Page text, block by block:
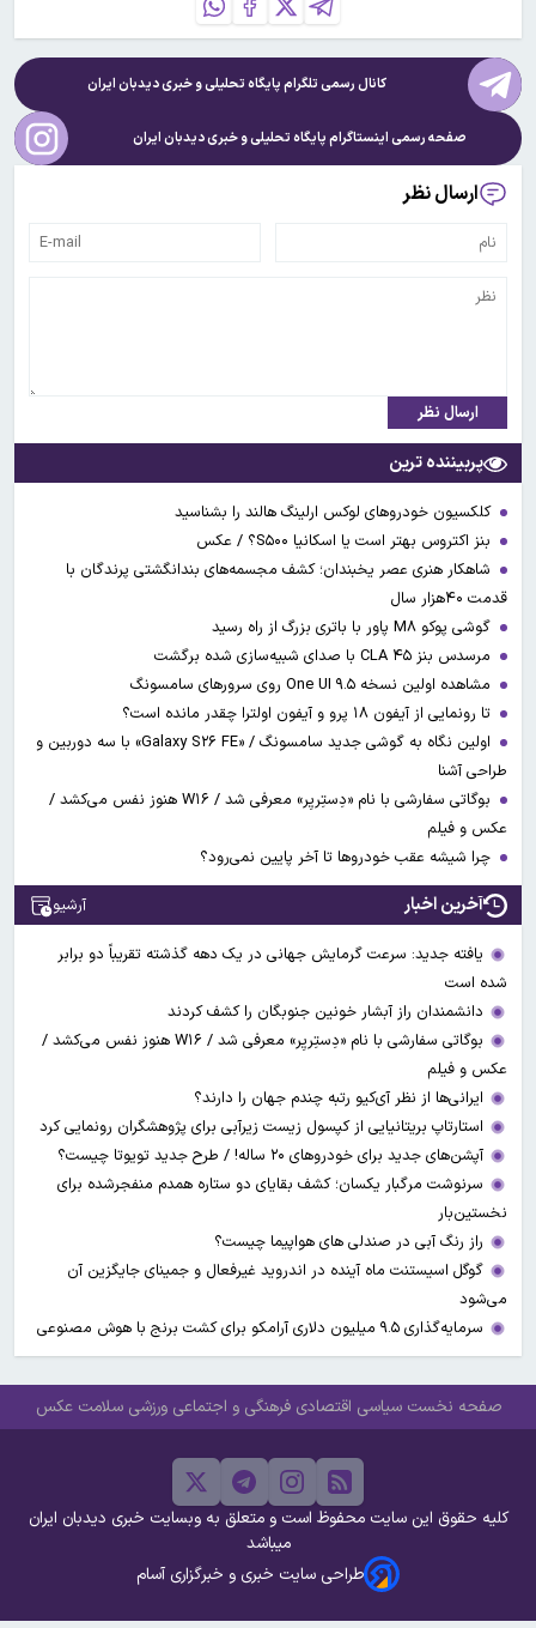
کانال رسمی تلگرام پایگاه تحلیلی و خبریدیدبان ایران
صفحه رسمی اینستاگرام پایگاه تحلیلی و خبریدیدبان ایران
ارسال نظر
ارسال نظر
پربیننده ترین
کلکسیون خودروهای لوکس ارلینگ هالند را بشناسید
بنز اکتروس بهتر است یا اسکانیا S۵۰۰؟ / عکس
شاهکار هنری عصر یخبندان؛ کشف مجسمه‌های بندانگشتی‌ پرندگان با
قدمت ۴۰هزار سال
گوشی پوکو M۸ پاور با باتری بزرگ از راه رسید
مرسدس بنز CLA ۴۵ با صدای شبیه‌سازی شده برگشت
مشاهده اولین نسخه One UI ۹.۵ روی سرورهای سامسونگ
تا رونمایی از آیفون ۱۸ پرو و آیفون اولترا چقدر مانده است؟
اولین نگاه به گوشی جدید سامسونگ / «Galaxy S۲۶ FE» با سه دوربین و
طراحی آشنا
بوگاتی سفارشی با نام «دِستِریِر» معرفی شد / W۱۶ هنوز نفس می‌کشد /
عکس و فیلم
چرا شیشه عقب خودروها تا آخر پایین نمی‌رود؟
آخرین اخبار آرشیو
یافته جدید: سرعت گرمایش جهانی در یک دهه گذشته تقریباً دو برابر
شده است
دانشمندان راز آبشار خونین جنوبگان را کشف کردند
بوگاتی سفارشی با نام «دِستِریِر» معرفی شد / W۱۶ هنوز نفس می‌کشد /
عکس و فیلم
ایرانی‌ها از نظر آی‌کیو رتبه چندم جهان را دارند؟
استارتاپ بریتانیایی از کپسول زیست زیرآبی برای پژوهشگران رونمایی کرد
آپشن‌های جدید برای خودروهای ۲۰ ساله! / طرح جدید تویوتا چیست؟
سرنوشت مرگبار یکسان؛ کشف بقایای دو ستاره همدم منفجرشده برای
نخستین‌بار
راز رنگ آبی در صندلی های هواپیما چیست؟
گوگل اسیستنت ماه آینده در اندروید غیرفعال و جمینای جایگزین آن
می‌شود
سرمایه‌گذاری ۹.۵ میلیون دلاری آرامکو برای کشت برنج با هوش مصنوعی
صفحه نخست سیاسی اقتصادی فرهنگی و اجتماعی ورزشی سلامت عکس
کلیه حقوق این سایت محفوظ است و متعلق به وبسایت خبری دیدبان ایران
میباشد
طراحی سایت خبری و خبرگزاری آسام